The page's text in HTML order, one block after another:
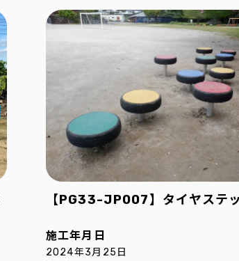
【PG33-JP007】タイヤステ
施工年月日
2024年3月25日